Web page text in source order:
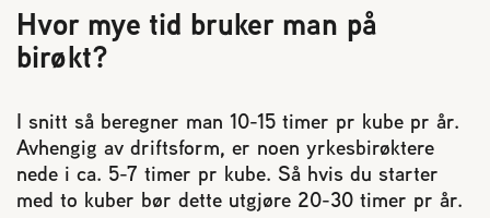
Starte med birøkt
Medlemssider
Biene svermer
Hvor mye tid bruker man på
birøkt?
I snitt så beregner man 10-15 timer pr kube pr år.
Avhengig av driftsform, er noen yrkesbirøktere
nede i ca. 5-7 timer pr kube. Så hvis du starter
med to kuber bør dette utgjøre 20-30 timer pr år.